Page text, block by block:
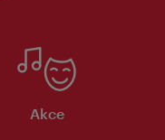
Akce